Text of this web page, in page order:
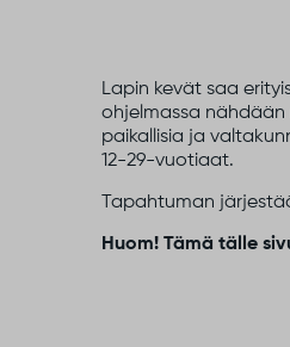
Lapin kevät saa
ohjelmassa
paikallisia ja
12-29-vuotiaat.
Tapahtuman
Huom! Tämä tälle